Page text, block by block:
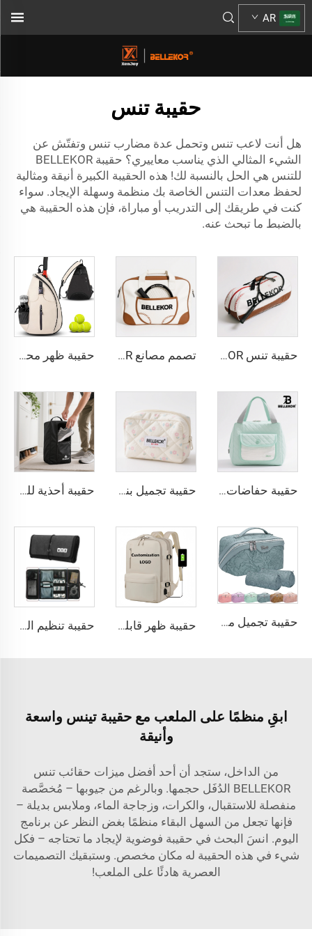
AR
حقيبة تنس
هل أنت لاعب تنس وتحمل عدة مضارب تنس وتفتّش عن
الشيء المثالي الذي يناسب معاييري؟ حقيبة BELLEKOR
للتنس هي الحل بالنسبة لك! هذه الحقيبة الكبيرة أنيقة ومثالية
لحفظ معدات التنس الخاصة بك منظمة وسهلة الإيجاد. سواء
كنت في طريقك إلى التدريب أو مباراة، فإن هذه الحقيبة هي
بالضبط ما تبحث عنه.
حقيبة تنس BELLEKOR - التخصيص الحصري يعزز العلامة التجارية طوال العملية من التصميم إلى التوصيل تصمم مصانع BELLEKOR حقائب تنس احترافية (نمط كتفين متعدد الوظائف) حقيبة ظهر محمولة مقاومة للماء مخصصة للرجال والنساء تحتوي على مضرب تنس وريشة بادمنتون
حقيبة حفاضات متعددة الاستخدامات من BELLEKOR حقيبة تجميل بنمط أرضية قطنية من BELLEKOR حقيبة أحذية للسفر متعددة الوظائف من BELLEKOR (النسخة متينة للماء)
حقيبة تجميل من مادة PU بنمط محفور من BELLEKOR (متوفرة بألوان متعددة) حقيبة ظهر قابلة للتوسيع مصنوعة من النيلون بسعة كبيرة مضادة للسرقة مخصصة للسفر الجوي تصلح كحقيبة يد تحتوي على مكان للكمبيوتر المحمول للرجال والنساء حقيبة تنظيم الكابلات الإلكترونية للكابلات والشاحن الملفوفة مع حافظة هواتف وتنظيم الأدوات التقنية للكابلات USB
ابقِ منظمًا على الملعب مع حقيبة تينس واسعة
وأنيقة
من الداخل، ستجد أن أحد أفضل ميزات حقائب تنس
BELLEKOR الدُفَل حجمها. وبالرغم من جيوبها – مُخصَّصة
منفصلة للاستقبال، والكرات، وزجاجة الماء، وملابس بديلة –
فإنها تجعل من السهل البقاء منظمًا بغض النظر عن برنامج
اليوم. انسَ البحث في حقيبة فوضوية لإيجاد ما تحتاجه – فكل
شيء في هذه الحقيبة له مكان مخصص. وستبقيك التصميمات
العصرية هادئًا على الملعب!